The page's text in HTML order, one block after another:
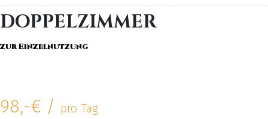
DOPPELZIMMER
zur Einzelnutzung
98,-€ / pro Tag